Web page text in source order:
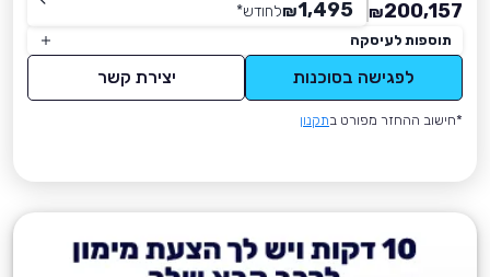
200,157
₪
1,495
₪לחודש*
תוספות לעיסקה
לפגישה בסוכנות יצירת קשר
*חישוב ההחזר מפורט בתקנון